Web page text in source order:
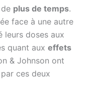
plus de temps.
face à une autre
leurs doses aux
quant aux effets
& Johnson ont
ces deux